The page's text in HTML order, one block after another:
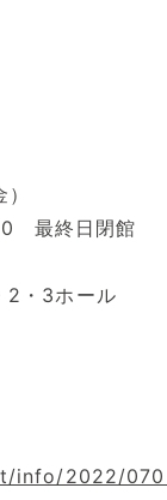
最終日閉館
2・3ホール
info/2022/